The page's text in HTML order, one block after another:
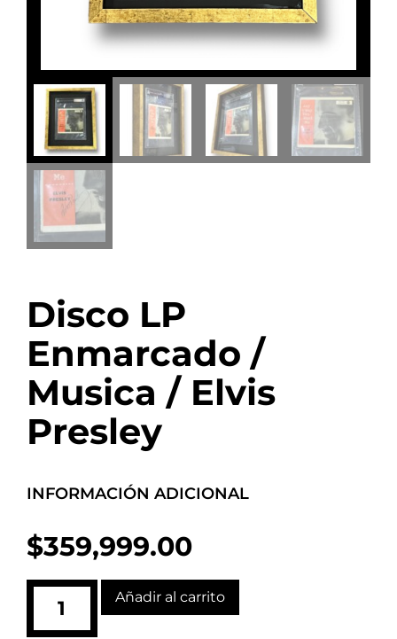
Disco LP
Enmarcado /
Musica / Elvis
Presley
INFORMACIÓN ADICIONAL
$359,999.00
Añadir al carrito